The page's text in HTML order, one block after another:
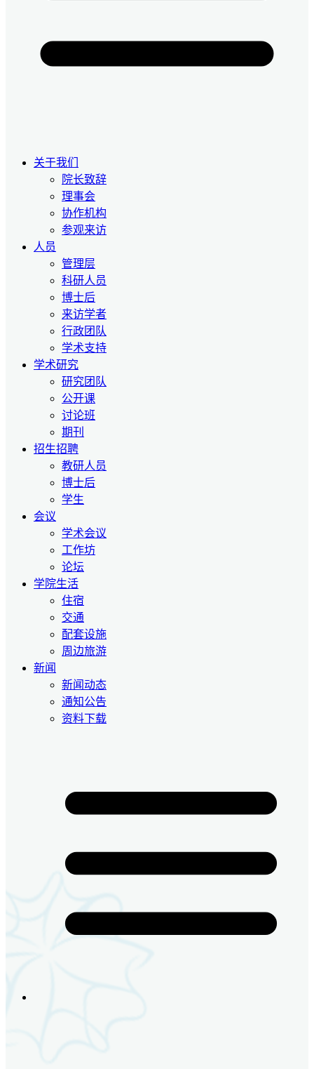
关于我们
院长致辞
理事会
协作机构
参观来访
人员
管理层
科研人员
博士后
来访学者
行政团队
学术支持
学术研究
研究团队
公开课
讨论班
期刊
招生招聘
教研人员
博士后
学生
会议
学术会议
工作坊
论坛
学院生活
住宿
交通
配套设施
周边旅游
新闻
新闻动态
通知公告
资料下载